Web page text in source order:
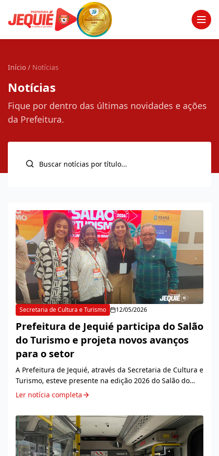
Início / Notícias
Notícias
Fique por dentro das últimas novidades e ações
da Prefeitura.
Secretaria de Cultura e Turismo 12/05/2026
Prefeitura de Jequié participa do Salão
do Turismo e projeta novos avanços
para o setor
A Prefeitura de Jequié, através da Secretaria de Cultura e
Turismo, esteve presente na edição 2026 do Salão do
Turismo, evento promovido pelo Ministério do Turismo e
realizado, pela primeira vez no No...
Ler notícia completa